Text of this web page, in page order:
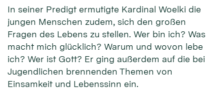
In seiner Predigt ermutigte Kardinal Woelki die
jungen Menschen zudem, sich den großen
Fragen des Lebens zu stellen. Wer bin ich? Was
macht mich glücklich? Warum und wovon lebe
ich? Wer ist Gott? Er ging außerdem auf die bei
Jugendlichen brennenden Themen von
Einsamkeit und Lebenssinn ein.